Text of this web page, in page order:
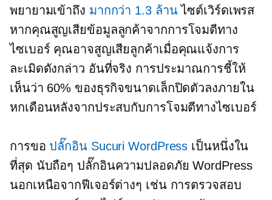
พยายามเข้าถึง มากกว่า 1.3 ล้านไซต์เวิร์ดเพรส
หากคุณสูญเสียข้อมูลลูกค้าจากการโจมตีทาง
ไซเบอร์ คุณอาจสูญเสียลูกค้าเมื่อคุณแจ้งการ
ละเมิดดังกล่าว อันที่จริง การประมาณการชี้ให้
เห็นว่า 60% ของธุรกิจขนาดเล็กปิดตัวลงภายใน
หกเดือนหลังจากประสบกับการโจมตีทางไซเบอร์
การขอ ปลั๊กอิน Sucuri WordPress เป็นหนึ่งใน
ที่สุด นับถือๆ ปลั๊กอินความปลอดภัย WordPress
นอกเหนือจากฟีเจอร์ต่างๆ เช่น การตรวจสอบ